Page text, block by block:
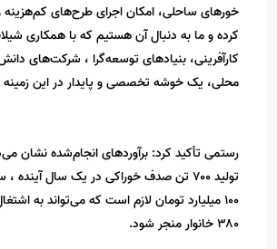
خورهای ساحلی، امکان اجرای طرح‌های کم‌هزینه و
کرده و ما به دنبال آن هستیم که با همکاری
کارآفرینی، بنیادهای توسعه‌گرا ، شرکت‌های
محلی، یک خوشه تخصصی و پایدار در این زمینه
رستمی تأکید کرد: برآوردهای انجام‌شده نشان
تولید ۷۰۰ تن صدف خوراکی در یک سال
۱۰۰ میلیارد تومان لازم است که می‌تواند به
۳۸۰ خانوار منجر شود.